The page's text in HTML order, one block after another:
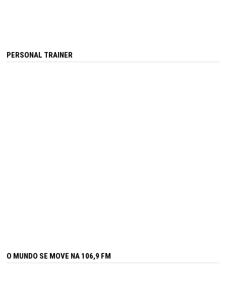
PERSONAL TRAINER
O MUNDO SE MOVE NA 106,9 FM